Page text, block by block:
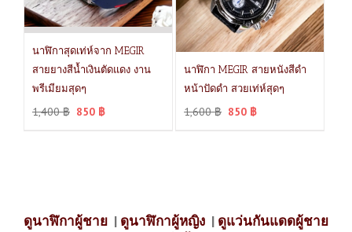
นาฬิกาสุดเท่ห์จาก MEGIR
สายยางสีน้ำเงินตัดแดง งาน
พรีเมียมสุดๆ
1,400฿ 850 ฿
นาฬิกา MEGIR สายหนังสีดำ
หน้าปัดดำ สวยเท่ห์สุดๆ
1,600฿ 850 ฿
ดูนาฬิกาผู้ชาย | ดูนาฬิกาผู้หญิง | ดูแว่นกันแดดผู้ชาย